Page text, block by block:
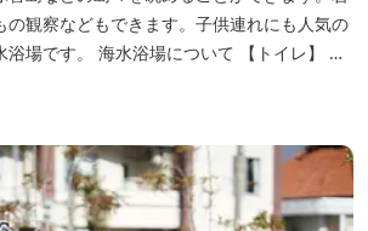
の観察などもできます。子供連れにも人気の
について 【トイレ】
ートイレ有り(昼間のみ解放) 【シャワ
基 （冷水シャワー） ※女子